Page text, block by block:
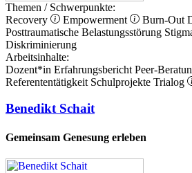
Themen / Schwerpunkte:
Recovery
Empowerment Burn-Out
Posttraumatische Belastungsstörung
Diskriminierung
Arbeitsinhalte:
Dozent*in Erfahrungsbericht Peer-
Referententätigkeit Schulprojekte Trialog
Benedikt Schait
Gemeinsam Genesung erleben